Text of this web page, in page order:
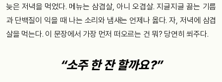
늦은 저녁을 먹었다. 메뉴는 삼겹살, 아니 오겹살. 지글지글 끓는 기름
과 단백질이 익을 때 나는 소리와 냄새는 언제나 옳다. 자, 저녁에 삼겹
살을 먹는다. 이 문장에서 가장 먼저 떠오르는 건 뭐? 당연히 쐬주다.
“소주 한 잔 할까요?”